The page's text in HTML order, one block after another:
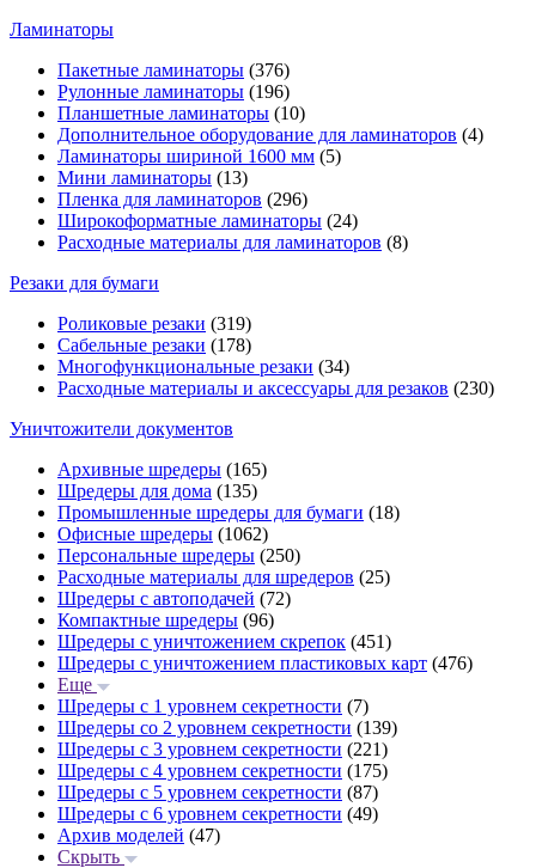
Ламинаторы
Пакетные ламинаторы (376)
Рулонные ламинаторы (196)
Планшетные ламинаторы (10)
Дополнительное оборудование для ламинаторов (4)
Ламинаторы шириной 1600 мм (5)
Мини ламинаторы (13)
Пленка для ламинаторов (296)
Широкоформатные ламинаторы (24)
Расходные материалы для ламинаторов (8)
Резаки для бумаги
Роликовые резаки (319)
Сабельные резаки (178)
Многофункциональные резаки (34)
Расходные материалы и аксессуары для резаков (230)
Уничтожители документов
Архивные шредеры (165)
Шредеры для дома (135)
Промышленные шредеры для бумаги (18)
Офисные шредеры (1062)
Персональные шредеры (250)
Расходные материалы для шредеров (25)
Шредеры с автоподачей (72)
Компактные шредеры (96)
Шредеры с уничтожением скрепок (451)
Шредеры с уничтожением пластиковых карт (476)
Еще
Шредеры с 1 уровнем секретности (7)
Шредеры со 2 уровнем секретности (139)
Шредеры с 3 уровнем секретности (221)
Шредеры с 4 уровнем секретности (175)
Шредеры с 5 уровнем секретности (87)
Шредеры с 6 уровнем секретности (49)
Архив моделей (47)
Скрыть